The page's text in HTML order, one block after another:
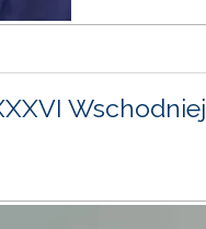
Wschodniej